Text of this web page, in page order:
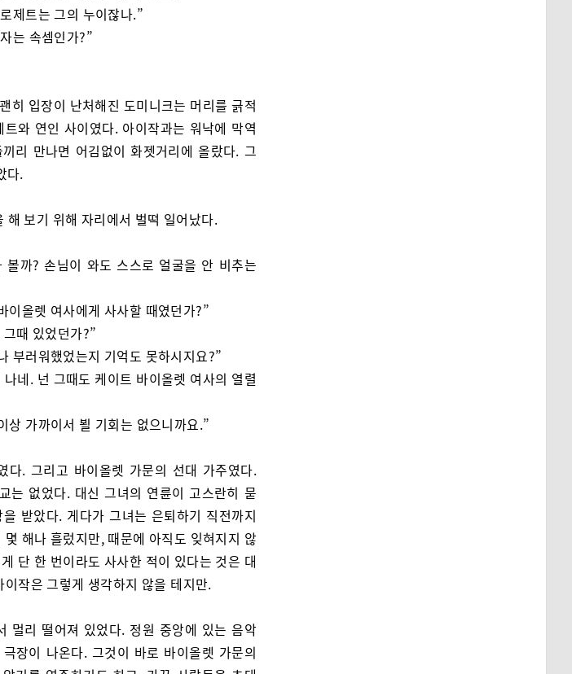
제트는 그의 누이잖나.”
는 속셈인가?”
히 입장이 난처해진 도미니크는 머리를 긁적
와 연인 사이였다. 아이작과는 워낙에 막역
리 만나면 어김없이 화젯거리에 올랐다. 그
다.
보기 위해 자리에서 벌떡 일어났다.
까? 손님이 와도 스스로 얼굴을 안 비추는
이올렛 여사에게 사사할 때였던가?”
때 있었던가?”
부러워했었는지 기억도 못하시지요?”
네. 넌 그때도 케이트 바이올렛 여사의 열렬
상 가까이서 뵐 기회는 없으니까요.”
다. 그리고 바이올렛 가문의 선대 가주였다.
는 없었다. 대신 그녀의 연륜이 고스란히 묻
받았다. 게다가 그녀는 은퇴하기 직전까지
해나 흘렀지만, 때문에 아직도 잊혀지지 않
단 한 번이라도 사사한 적이 있다는 것은 대
작은 그렇게 생각하지 않을 테지만.
멀리 떨어져 있었다. 정원 중앙에 있는 음악
장이 나온다. 그것이 바로 바이올렛 가문의